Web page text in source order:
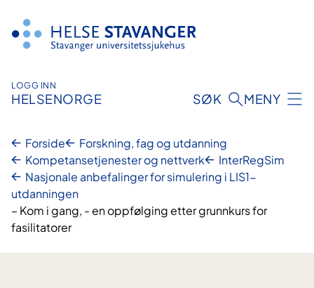
innhold
LOGG INN
HELSENORGE SØK MENY
Forside
Forskning, fag og utdanning
Kompetansetjenester og nettverk
InterRegSim
Nasjonale anbefalinger for simulering i LIS1-
utdanningen
– Kom i gang, - en oppfølging etter grunnkurs for
fasilitatorer